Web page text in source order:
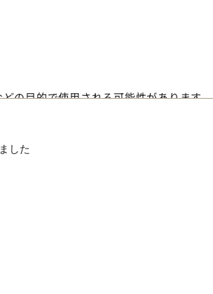
の目的で使用される可能性があります。
ん。
した